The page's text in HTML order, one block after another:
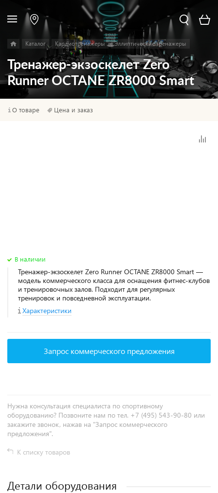
Каталог Кардиотренажеры Эллиптические тренажеры
Тренажер-экзоскелет Zero
Runner OCTANE ZR8000 Smart
О товаре Цена и заказ
В наличии
Тренажер-экзоскелет Zero Runner OCTANE ZR8000 Smart —
модель коммерческого класса для оснащения фитнес‑клубов
и тренировочных залов. Подходит для регулярных
тренировок и повседневной эксплуатации.
Характеристики
Запрос коммерческого предложения
Нужна консультация специалиста по спортивному
оборудованию? Позвоните нам по тел. +7 (495) 543-90-80 или
закажите звонок, нажав на "Запрос коммерческого
предложения".
К списку товаров
Детали оборудования